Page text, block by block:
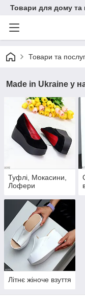
Товари для дому та
Товари та
Made in Ukraine у
Туфлі, Мокасини,
Лофери
Літнє жіноче взуття